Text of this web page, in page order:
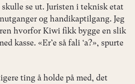
se ut. Juristen i teknisk etat
og handikaptilgang. Jeg
hvorfor Kiwi fikk bygge en slik
kasse. «Er’e så fali ‘a?», spurte
ting å holde på med, det